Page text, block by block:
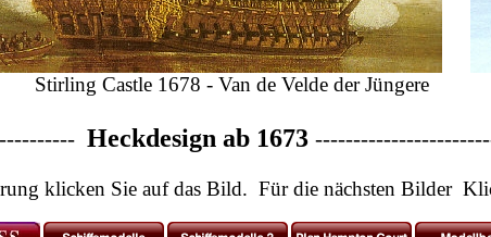
Castle 1678 - Van de Velde der Jüngere
Heckdesign ab 1673
Sie auf das Bild. Für die nächsten Bilder